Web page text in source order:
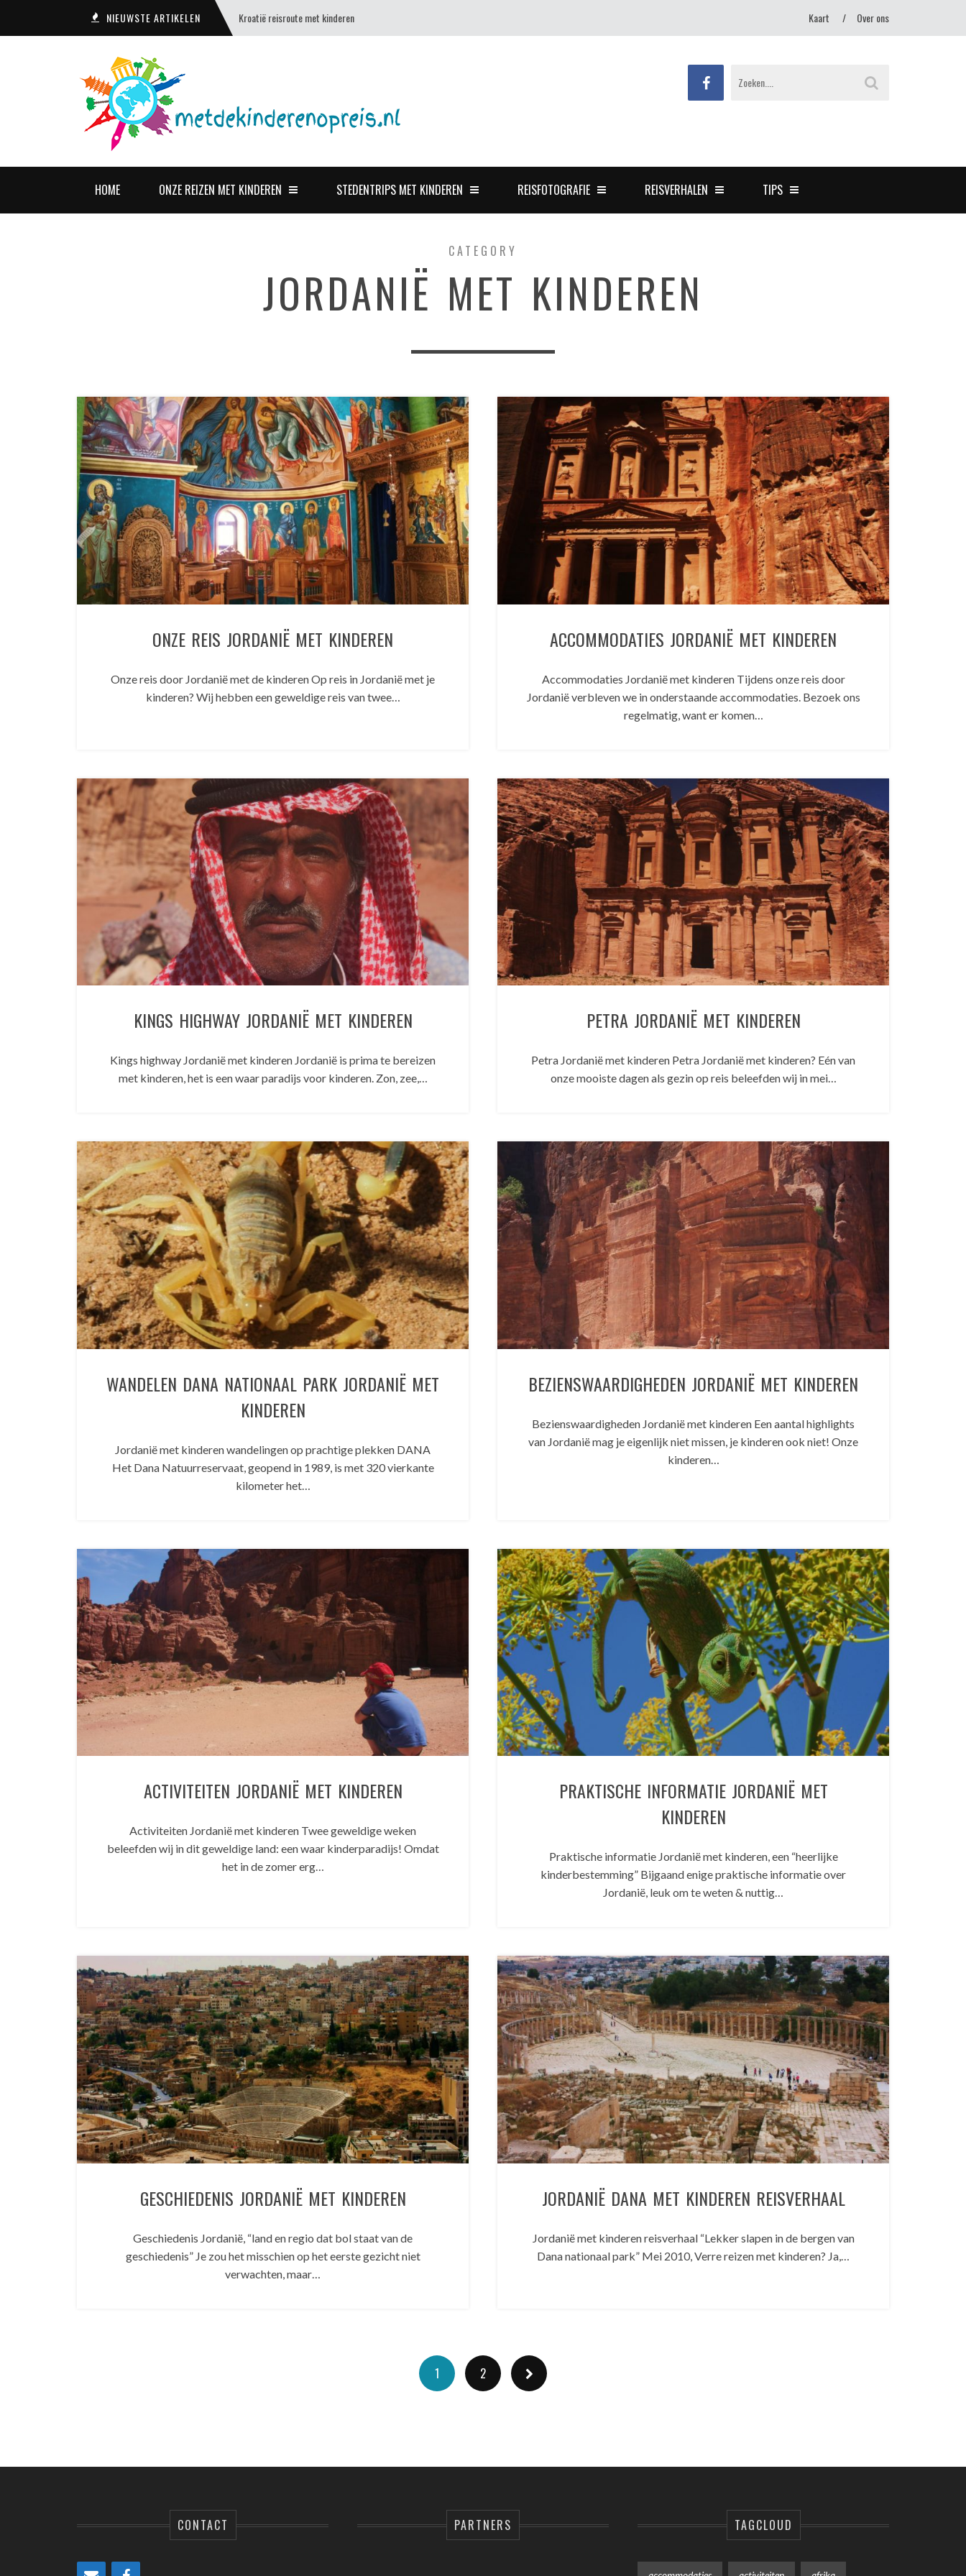
NIEUWSTE ARTIKELEN Kroatië reisroute met kinderen Kaart Over ons
HOME ONZE REIZEN MET KINDEREN STEDENTRIPS MET KINDEREN REISFOTOGRAFIE REISVERHALEN TIPS
CATEGORY
JORDANIË MET KINDEREN
ONZE REIS JORDANIË MET KINDEREN
Onze reis door Jordanië met de kinderen Op reis in Jordanië met je
kinderen? Wij hebben een geweldige reis van twee…
ACCOMMODATIES JORDANIË MET KINDEREN
Accommodaties Jordanië met kinderen Tijdens onze reis door
Jordanië verbleven we in onderstaande accommodaties. Bezoek ons
regelmatig, want er komen…
KINGS HIGHWAY JORDANIË MET KINDEREN
Kings highway Jordanië met kinderen Jordanië is prima te bereizen
met kinderen, het is een waar paradijs voor kinderen. Zon, zee,…
PETRA JORDANIË MET KINDEREN
Petra Jordanië met kinderen Petra Jordanië met kinderen? Eén van
onze mooiste dagen als gezin op reis beleefden wij in mei…
WANDELEN DANA NATIONAAL PARK JORDANIË MET
KINDEREN
Jordanië met kinderen wandelingen op prachtige plekken DANA
Het Dana Natuurreservaat, geopend in 1989, is met 320 vierkante
kilometer het…
BEZIENSWAARDIGHEDEN JORDANIË MET KINDEREN
Bezienswaardigheden Jordanië met kinderen Een aantal highlights
van Jordanië mag je eigenlijk niet missen, je kinderen ook niet! Onze
kinderen…
ACTIVITEITEN JORDANIË MET KINDEREN
Activiteiten Jordanië met kinderen Twee geweldige weken
beleefden wij in dit geweldige land: een waar kinderparadijs! Omdat
het in de zomer erg…
PRAKTISCHE INFORMATIE JORDANIË MET
KINDEREN
Praktische informatie Jordanië met kinderen, een “heerlijke
kinderbestemming” Bijgaand enige praktische informatie over
Jordanië, leuk om te weten & nuttig…
GESCHIEDENIS JORDANIË MET KINDEREN
Geschiedenis Jordanië, “land en regio dat bol staat van de
geschiedenis” Je zou het misschien op het eerste gezicht niet
verwachten, maar…
JORDANIË DANA MET KINDEREN REISVERHAAL
Jordanië met kinderen reisverhaal “Lekker slapen in de bergen van
Dana nationaal park” Mei 2010, Verre reizen met kinderen? Ja,…
1 2
CONTACT PARTNERS TAGCLOUD